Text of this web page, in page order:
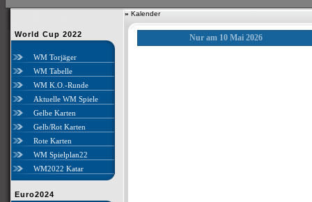
» Kalender
World Cup 2022
WM Torjäger
WM Tabelle
WM K.O.-Runde
Aktuelle WM Spiele
Gelbe Karten
Gelb/Rot Karten
Rote Karten
WM Spielplan22
WM2022 Katar
Euro2024
Nur am 10 Mai 2026